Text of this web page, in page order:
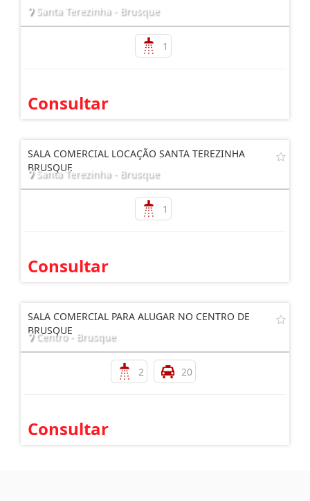
Santa Terezinha - Brusque
1
Consultar
SALA COMERCIAL LOCAÇÃO SANTA TEREZINHA
BRUSQUE
Santa Terezinha - Brusque
1
Consultar
SALA COMERCIAL PARA ALUGAR NO CENTRO DE
BRUSQUE
Centro - Brusque
2 20
Consultar